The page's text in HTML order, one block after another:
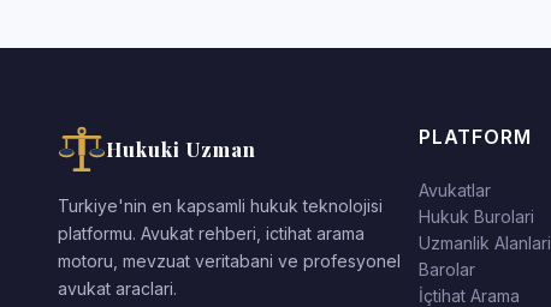
Hukuki Uzman
Turkiye'nin en kapsamli hukuk teknolojisi
platformu. Avukat rehberi, ictihat arama
motoru, mevzuat veritabani ve profesyonel
avukat araclari.
PLATFORM
Avukatlar
Hukuk Burolari
Uzmanlik Alanlari
Barolar
İçtihat Arama